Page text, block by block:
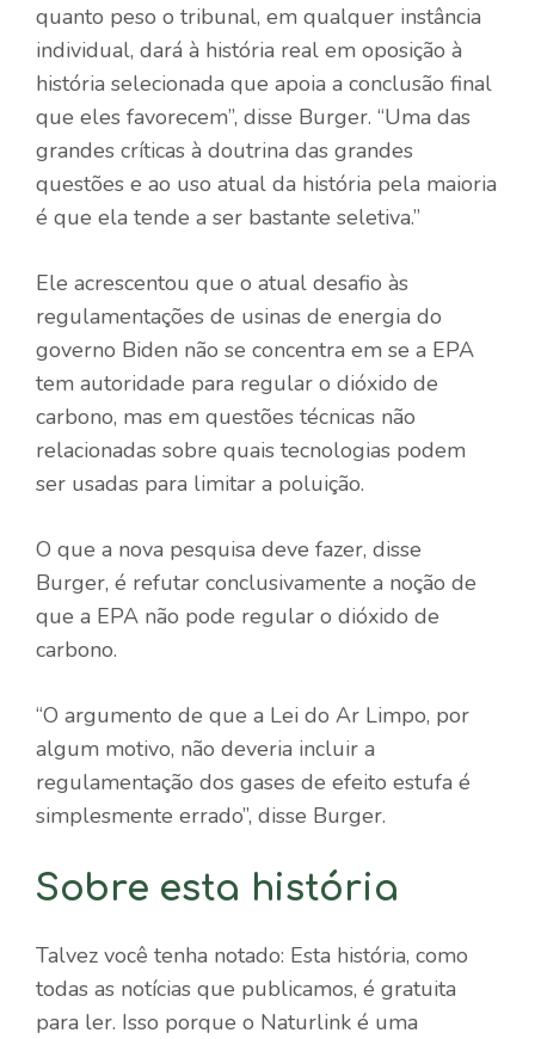
quanto peso o tribunal, em qualquer instância
individual, dará à história real em oposição à
história selecionada que apoia a conclusão final
que eles favorecem”, disse Burger. “Uma das
grandes críticas à doutrina das grandes
questões e ao uso atual da história pela maioria
é que ela tende a ser bastante seletiva.”
Ele acrescentou que o atual desafio às
regulamentações de usinas de energia do
governo Biden não se concentra em se a EPA
tem autoridade para regular o dióxido de
carbono, mas em questões técnicas não
relacionadas sobre quais tecnologias podem
ser usadas para limitar a poluição.
O que a nova pesquisa deve fazer, disse
Burger, é refutar conclusivamente a noção de
que a EPA não pode regular o dióxido de
carbono.
“O argumento de que a Lei do Ar Limpo, por
algum motivo, não deveria incluir a
regulamentação dos gases de efeito estufa é
simplesmente errado”, disse Burger.
Sobre esta história
Talvez você tenha notado: Esta história, como
todas as notícias que publicamos, é gratuita
para ler. Isso porque o Naturlink é uma